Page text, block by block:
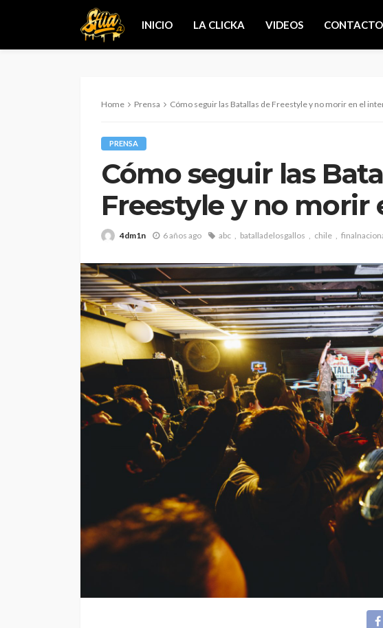
INICIO LA CLICKA VIDEOS CONTACTO
Home Prensa Cómo seguir las Batallas de Freestyle y no morir en el
PRENSA
Cómo seguir las
Freestyle y no morir
4dm1n 6 años ago abc batalladelosgallos chile
EVENTOS
Vico C vuelve a Chile y
confirma soldout a casi 10
días de su concierto de este
23 de Mayo en Movistar